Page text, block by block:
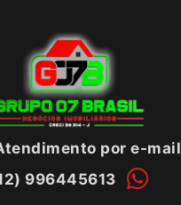
por e-mail
996445613